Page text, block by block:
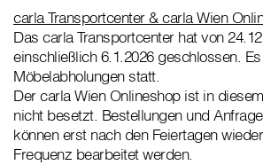
carla Transportcenter & carla Wien
Das carla Transportcenter hat von
einschließlich 6.1.2026 geschlossen.
Möbelabholungen statt.
Der carla Wien Onlineshop ist in
nicht besetzt. Bestellungen und
können erst nach den Feiertagen
Frequenz bearbeitet werden.